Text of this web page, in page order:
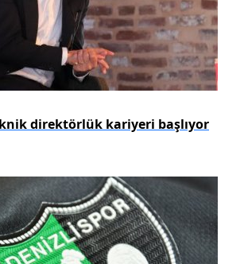
direktörlük kariyeri başlıyor